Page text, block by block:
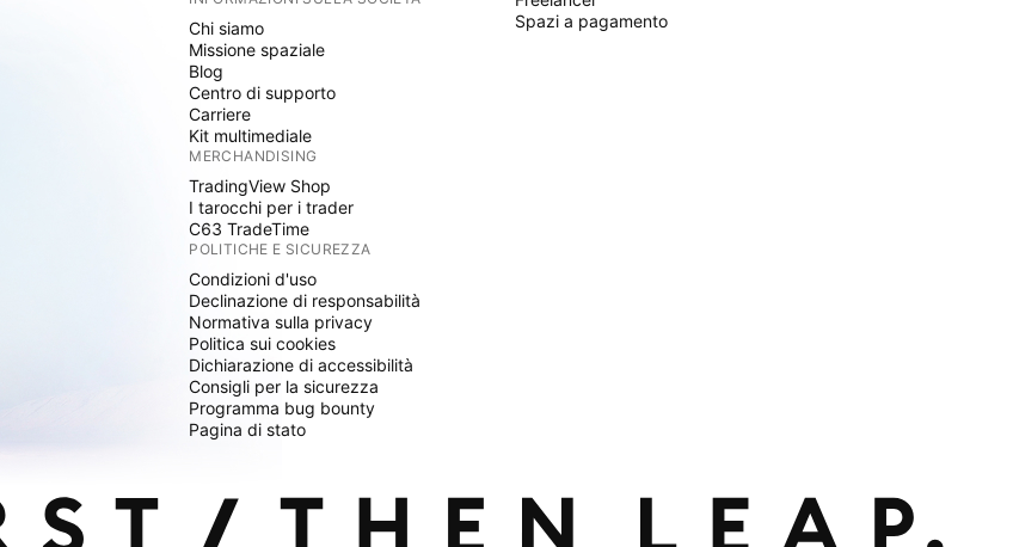
Chi siamo
Missione spaziale
Blog
Centro di supporto
Carriere
Kit multimediale
MERCHANDISING
TradingView Shop
I tarocchi per i trader
C63 TradeTime
POLITICHE E SICUREZZA
Condizioni d'uso
Declinazione di responsabilità
Normativa sulla privacy
Politica sui cookies
Dichiarazione di accessibilità
Consigli per la sicurezza
Programma bug bounty
Pagina di stato
Spazi a pagamento